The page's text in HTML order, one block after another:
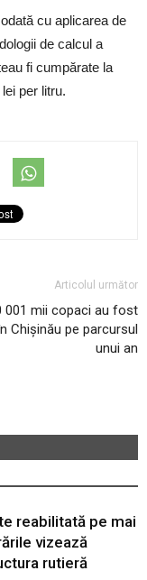
cu aplicarea de
de calcul a
fi cumpărate la
per litru.
Articolul următor
001 mii copaci au fost
Chişinău pe parcursul
unui an
reabilitată pe mai
vizează
rutieră